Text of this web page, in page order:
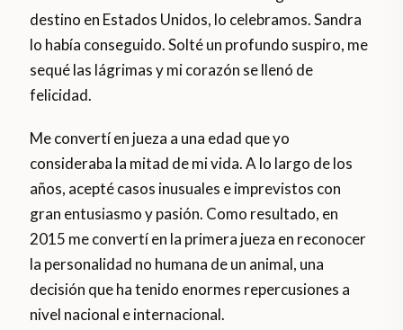
destino en Estados Unidos, lo celebramos. Sandra
lo había conseguido. Solté un profundo suspiro, me
sequé las lágrimas y mi corazón se llenó de
felicidad.
Me convertí en jueza a una edad que yo
consideraba la mitad de mi vida. A lo largo de los
años, acepté casos inusuales e imprevistos con
gran entusiasmo y pasión. Como resultado, en
2015 me convertí en la primera jueza en reconocer
la personalidad no humana de un animal, una
decisión que ha tenido enormes repercusiones a
nivel nacional e internacional.